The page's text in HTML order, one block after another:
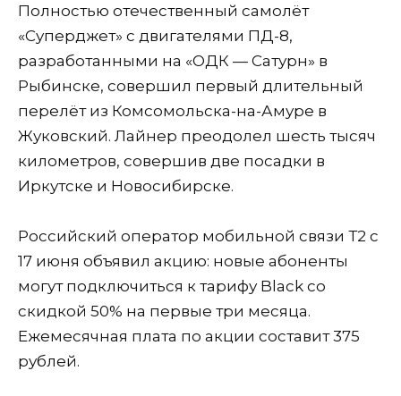
Полностью отечественный самолёт
«Суперджет» с двигателями ПД-8,
разработанными на «ОДК — Сатурн» в
Рыбинске, совершил первый длительный
перелёт из Комсомольска-на-Амуре в
Жуковский. Лайнер преодолел шесть тысяч
километров, совершив две посадки в
Иркутске и Новосибирске.
Российский оператор мобильной связи Т2 с
17 июня объявил акцию: новые абоненты
могут подключиться к тарифу Black со
скидкой 50% на первые три месяца.
Ежемесячная плата по акции составит 375
рублей.